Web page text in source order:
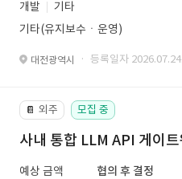
개발
기타
기타(유지보수ㆍ운영)
대전광역시 · 등록일자 2026.07.24.
📔 외주 모집 중
사내 통합 LLM API 게이
예상 금액
협의 후 결정